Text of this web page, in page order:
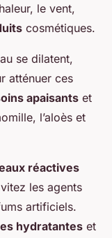
le vent,
cosmétiques.
se dilatent,
atténuer ces
apaisants et
l’aloès et
réactives
les agents
artificiels.
hydratantes et